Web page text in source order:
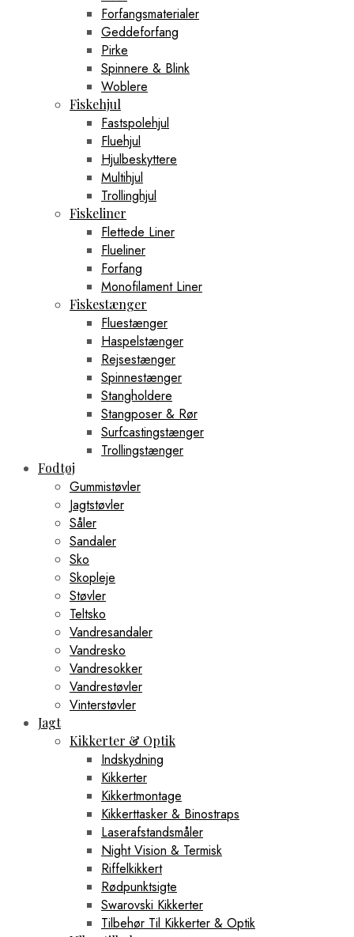
Forfangsmaterialer
Geddeforfang
Pirke
Spinnere & Blink
Woblere
Fiskehjul
Fastspolehjul
Fluehjul
Hjulbeskyttere
Multihjul
Trollinghjul
Fiskeliner
Flettede Liner
Flueliner
Forfang
Monofilament Liner
Fiskestænger
Fluestænger
Haspelstænger
Rejsestænger
Spinnestænger
Stangholdere
Stangposer & Rør
Surfcastingstænger
Trollingstænger
Fodtøj
Gummistøvler
Jagtstøvler
Såler
Sandaler
Sko
Skopleje
Støvler
Teltsko
Vandresandaler
Vandresko
Vandresokker
Vandrestøvler
Vinterstøvler
Jagt
Kikkerter & Optik
Indskydning
Kikkerter
Kikkertmontage
Kikkerttasker & Binostraps
Laserafstandsmåler
Night Vision & Termisk
Riffelkikkert
Rødpunktsigte
Swarovski Kikkerter
Tilbehør Til Kikkerter & Optik